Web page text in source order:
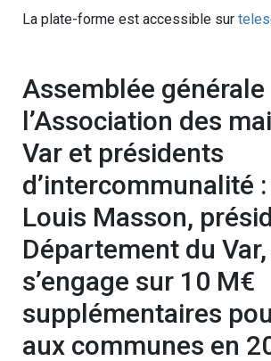
La plate-forme est accessible sur
Assemblée générale
l’Association des
Var et présidents
d’intercommunalité
Louis Masson,
Département du Var,
s’engage sur 10 M€
supplémentaires
aux communes en